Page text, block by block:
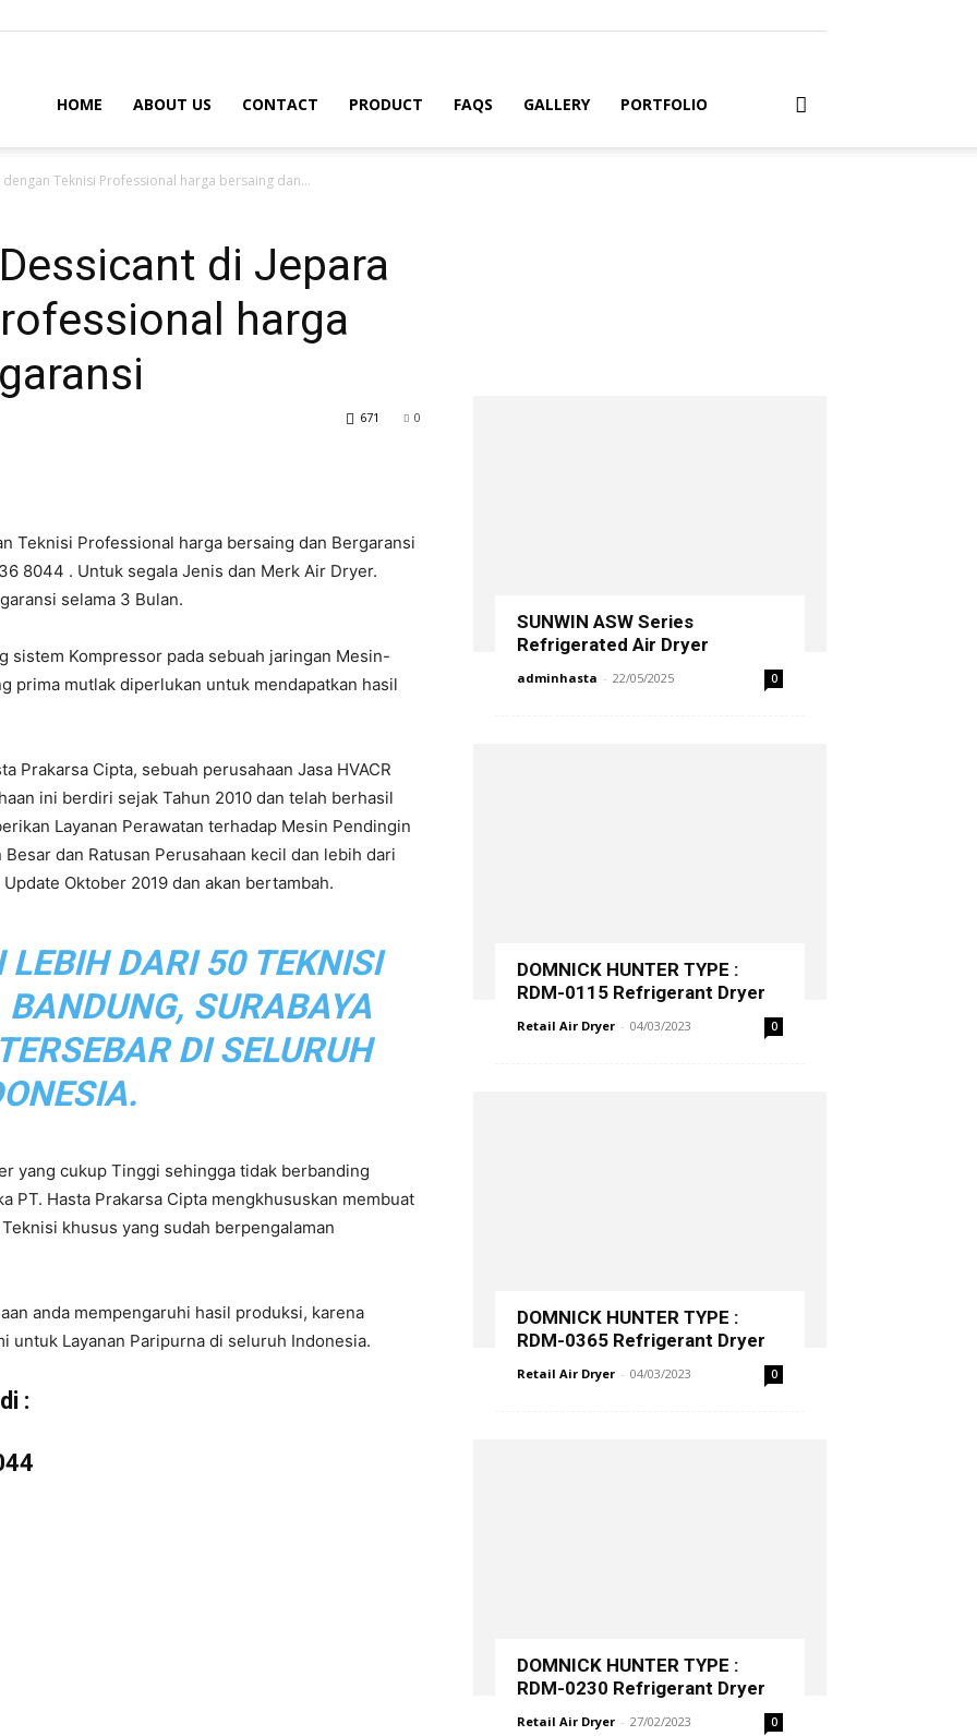
HOME ABOUT US CONTACT PRODUCT FAQS GALLERY PORTFOLIO
Teknisi Professional harga bersaing dan...
di Jepara
harga
0
671
Teknisi Professional harga bersaing dan Bergaransi
8044 . Untuk segala Jenis dan Merk Air Dryer.
selama 3 Bulan.
sistem Kompressor pada sebuah jaringan Mesin-
prima mutlak diperlukan untuk mendapatkan hasil
Prakarsa Cipta, sebuah perusahaan Jasa HVACR
ini berdiri sejak Tahun 2010 dan telah berhasil
Layanan Perawatan terhadap Mesin Pendingin
dan Ratusan Perusahaan kecil dan lebih dari
Oktober 2019 dan akan bertambah.
DARI 50 TEKNISI
SURABAYA
DI SELURUH
yang cukup Tinggi sehingga tidak berbanding
PT. Hasta Prakarsa Cipta mengkhususkan membuat
khusus yang sudah berpengalaman
anda mempengaruhi hasil produksi, karena
untuk Layanan Paripurna di seluruh Indonesia.
:
SUNWIN ASW Series
Refrigerated Air Dryer
adminhasta - 22/05/2025 0
DOMNICK HUNTER TYPE :
RDM-0115 Refrigerant Dryer
Retail Air Dryer - 04/03/2023 0
DOMNICK HUNTER TYPE :
RDM-0365 Refrigerant Dryer
Retail Air Dryer - 04/03/2023 0
DOMNICK HUNTER TYPE :
RDM-0230 Refrigerant Dryer
Retail Air Dryer - 27/02/2023 0